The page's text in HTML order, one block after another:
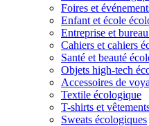
Foires et
Enfant et école
Entreprise et
Cahiers et cahiers
Santé et beauté
Objets high-tech
Accessoires de
Textile écologique
T-shirts et
Sweats écologiques